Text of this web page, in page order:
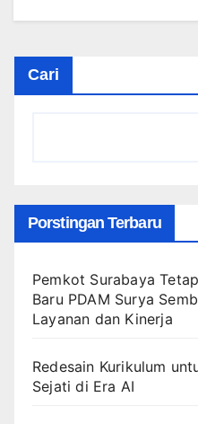
Cari
Porstingan Terbaru
Pemkot Surabaya
Baru PDAM Surya
Layanan dan Kinerja
Redesain Kurikulum
Sejati di Era AI